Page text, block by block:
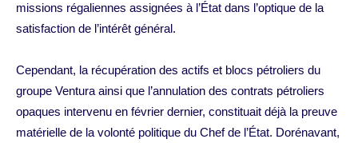
missions régaliennes assignées à l’État dans l’optique de la
satisfaction de l’intérêt général.
Cependant, la récupération des actifs et blocs pétroliers du
groupe Ventura ainsi que l’annulation des contrats pétroliers
opaques intervenu en février dernier, constituait déjà la preuve
matérielle de la volonté politique du Chef de l’État. Dorénavant,